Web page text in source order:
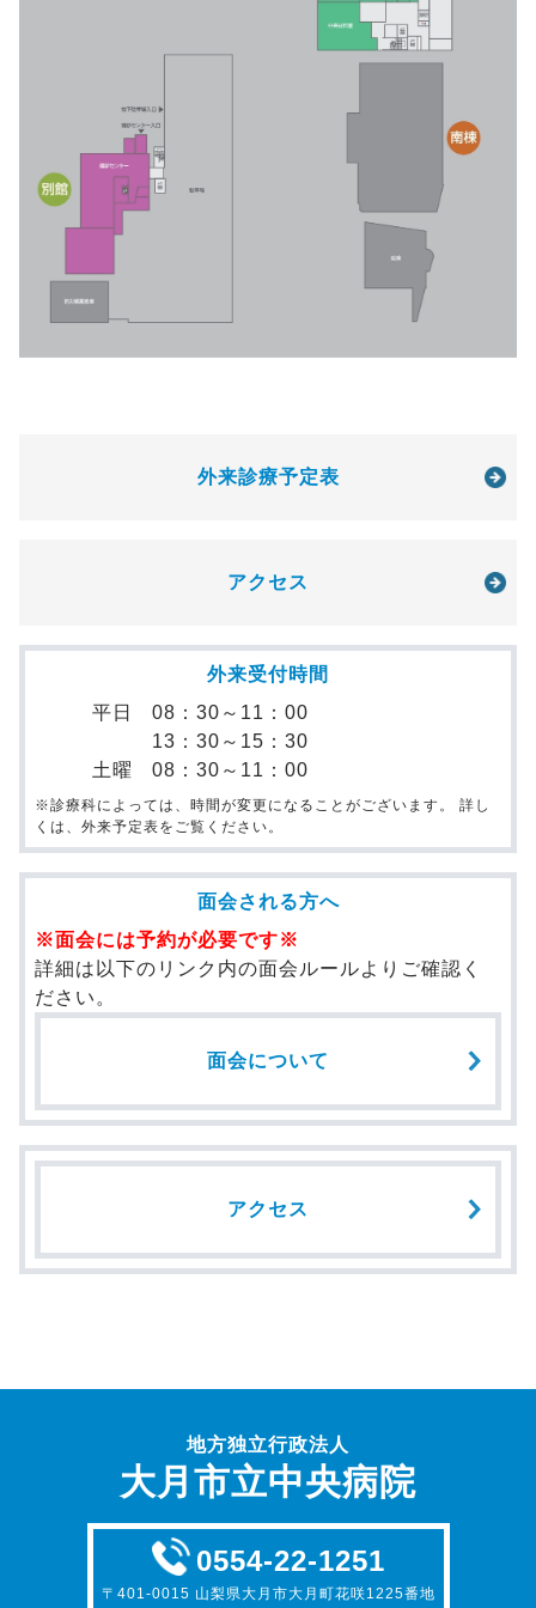
外来診療予定表
アクセス
外来受付時間
平日
08：30～11：00
13：30～15：30
土曜
08：30～11：00
※診療科によっては、時間が変更になることがございます。 詳し
くは、外来予定表をご覧ください。
面会される方へ
※面会には予約が必要です※
詳細は以下のリンク内の面会ルールよりご確認く
ださい。
面会について
アクセス
地方独立行政法人
大月市立中央病院
0554-22-1251
〒401-0015 山梨県大月市大月町花咲1225番地